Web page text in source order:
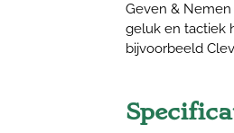
Geven &
geluk en tactiek
bijvoorbeeld